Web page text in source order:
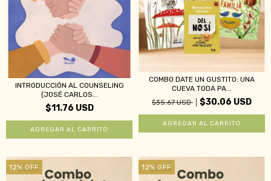
INTRODUCCIÓN AL COUNSELING
(JOSÉ CARLOS...
$11.76 USD
COMBO DATE UN GUSTITO: UNA
CUEVA TODA PA...
$35.67 USD
$30.06 USD
12% OFF 12% OFF